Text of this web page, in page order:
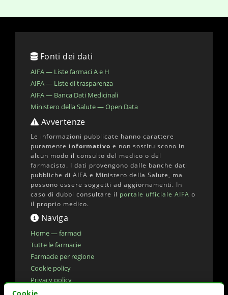
Fonti dei dati
AIFA — Liste farmaci A e H
AIFA — Liste di trasparenza
AIFA — Banca Dati Medicinali
Ministero della Salute — Open Data
Avvertenze
Le informazioni pubblicate hanno carattere
puramente informativo e non sostituiscono in
alcun modo il consulto del medico o del
farmacista. I dati provengono dalle banche dati
pubbliche di AIFA e Ministero della Salute, ma
possono essere soggetti ad aggiornamenti. In
caso di dubbi consultare il portale ufficiale AIFA o
il proprio medico.
Naviga
Home — farmaci
Tutte le farmacie
Farmacie per regione
Cookie policy
Privacy policy
Dichiarazione di accessibilita'